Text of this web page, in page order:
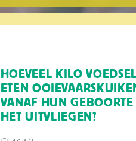
HOEVEEL KILO VOEDSEL
ETEN
VANAF HUN GEBOORTE
HET UITVLIEGEN?